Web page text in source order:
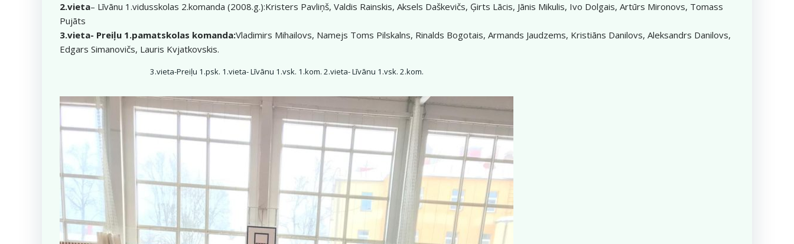
2.vieta– Līvānu 1.vidusskolas 2.komanda (2008.g.):Kristers Pavliņš, Valdis Rainskis, Aksels Daškevičs, Ģirts Lācis, Jānis Mikulis, Ivo Dolgais, Artūrs Mironovs, Tomass
Pujāts
3.vieta- Preiļu 1.pamatskolas komanda:Vladimirs Mihailovs, Namejs Toms Pilskalns, Rinalds Bogotais, Armands Jaudzems, Kristiāns Danilovs, Aleksandrs Danilovs,
Edgars Simanovičs, Lauris Kvjatkovskis.
3.vieta-Preiļu 1.psk. 1.vieta- Līvānu 1.vsk. 1.kom. 2.vieta- Līvānu 1.vsk. 2.kom.